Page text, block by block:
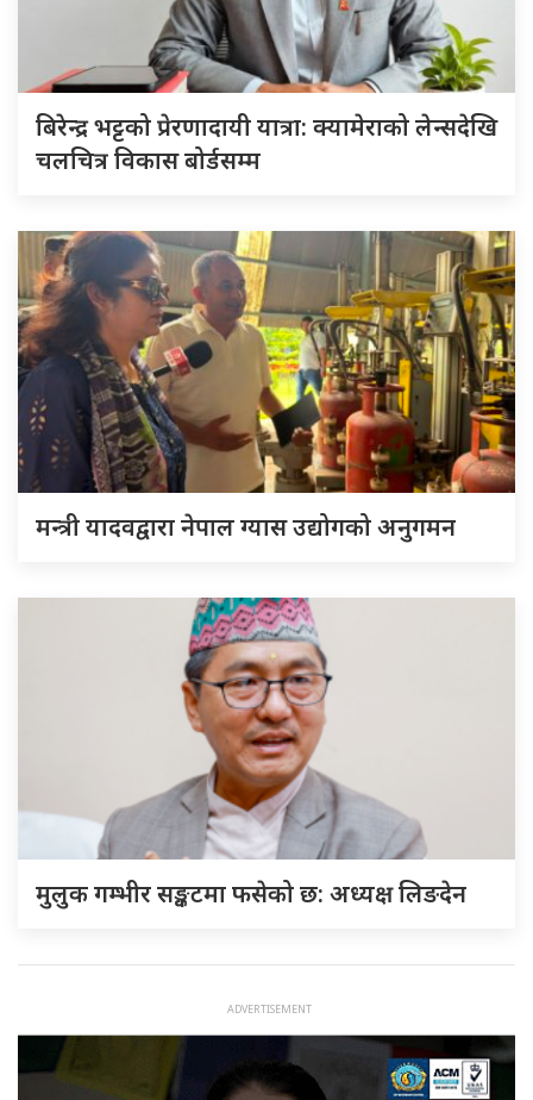
बिरेन्द्र भट्टको प्रेरणादायी यात्रा: क्यामेराको लेन्सदेखि
चलचित्र विकास बोर्डसम्म
मन्त्री यादवद्वारा नेपाल ग्यास उद्योगको अनुगमन
मुलुक गम्भीर सङ्कटमा फसेको छ: अध्यक्ष लिङदेन